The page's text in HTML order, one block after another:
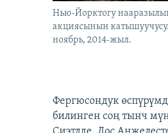
Нью-Йорктогу
акциясынын
ноябрь, 2014-жыл.
Фергюсондук
билинген соң тынч